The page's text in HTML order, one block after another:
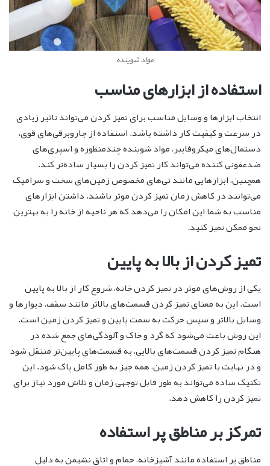
مواد شوینده
استفاده از ابزارهای مناسب
انتخاب ابزارها و وسایل مناسب برای تمیز کردن می‌تواند تاثیر زیادی
در سرعت و کیفیت کار داشته باشد. استفاده از جاروبرقی‌های قوی،
دستمال‌های میکروفایبر، مواد شوینده چندمنظوره و اسپری‌های
ضدعفونی کننده می‌تواند کار تمیز کردن را بسیار ساده‌تر کند.
همچنین، ابزارهایی مانند تی‌های مخصوص زمین‌های سخت و سرامیک
می‌توانند در کاهش زمان تمیز کردن موثر باشند. داشتن ابزارهای
مناسب به شما این امکان را می‌دهد که هر ناحیه از خانه را به بهترین
نحو ممکن تمیز کنید.
تمیز کردن از بالا به پایین
یکی از روش‌های موثر در تمیز کردن خانه، شروع کار از بالا به پایین
است. این به معنای تمیز کردن قسمت‌های بالاتر مانند سقف، دیوارها و
وسایل بالاتر و سپس حرکت به سمت پایین و تمیز کردن زمین است.
این روش باعث می‌شود که گرد و خاک و آلودگی‌های جمع شده در
هنگام تمیز کردن قسمت‌های بالایی، به قسمت‌های پایین‌تر منتقل شود
و در نهایت با تمیز کردن زمین، همه چیز به طور کامل پاک شود. این
تکنیک ساده می‌تواند به طور قابل توجهی زمان و تلاش مورد نیاز برای
تمیز کردن را کاهش دهد.
تمرکز بر مناطق پر استفاده
مناطق پر استفاده مانند آشپزخانه، حمام و اتاق نشیمن به دلیل